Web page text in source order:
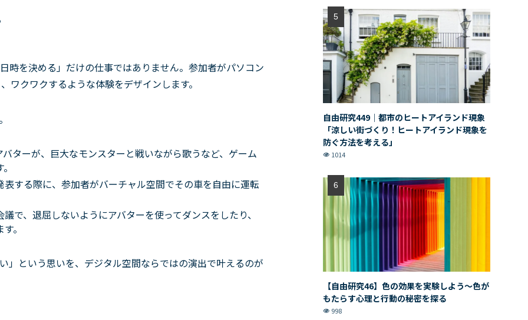
時を決める」だけの仕事ではありません。参加者がパソコン
ワクワクするような体験をデザインします。
ターが、巨大なモンスターと戦いながら歌うなど、ゲーム
する際に、参加者がバーチャル空間でその車を自由に運転
で、退屈しないようにアバターを使ってダンスをしたり、
。
」という思いを、デジタル空間ならではの演出で叶えるのが
自由研究449｜都市のヒートアイランド現象
「涼しい街づくり！ヒートアイランド現象を
防ぐ方法を考える」
1014
【自由研究46】色の効果を実験しよう〜色が
もたらす心理と行動の秘密を探る
998